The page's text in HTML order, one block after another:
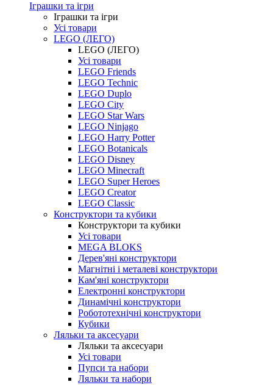
Іграшки та ігри
Іграшки та ігри
Усі товари
LEGO (ЛЕГО)
LEGO (ЛЕГО)
Усі товари
LEGO Friends
LEGO Technic
LEGO Duplo
LEGO City
LEGO Star Wars
LEGO Ninjago
LEGO Harry Potter
LEGO Botanicals
LEGO Disney
LEGO Minecraft
LEGO Super Heroes
LEGO Creator
LEGO Classic
Конструктори та кубики
Конструктори та кубики
Усі товари
MEGA BLOKS
Дерев'яні конструктори
Магнітні і металеві конструктори
Кам'яні конструктори
Електронні конструктори
Динамічні конструктори
Робототехнічні конструктори
Кубики
Ляльки та аксесуари
Ляльки та аксесуари
Усі товари
Пупси та набори
Ляльки та набори